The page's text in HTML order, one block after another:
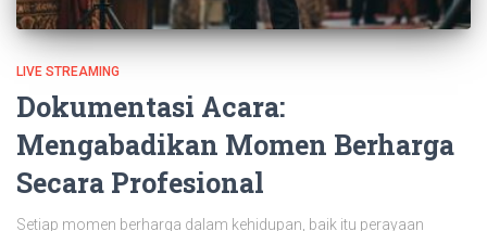
LIVE STREAMING
Dokumentasi Acara:
Mengabadikan Momen Berharga
Secara Profesional
Setiap momen berharga dalam kehidupan, baik itu perayaan